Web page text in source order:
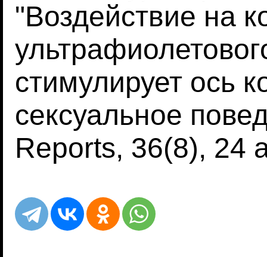
"Воздействие на
стимулирует ось
сексуальное
Reports, 36(8), 24